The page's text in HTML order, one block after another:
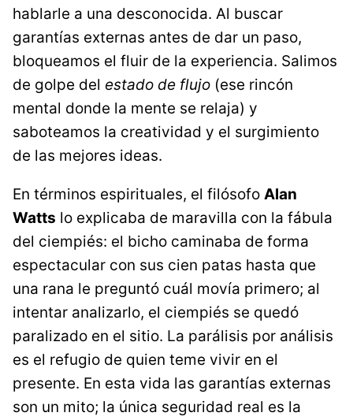
hablarle a una desconocida. Al buscar
garantías externas antes de dar un paso,
bloqueamos el fluir de la experiencia. Salimos
de golpe del estado de flujo (ese rincón
mental donde la mente se relaja) y
saboteamos la creatividad y el surgimiento
de las mejores ideas.
En términos espirituales, el filósofo Alan
Watts lo explicaba de maravilla con la fábula
del ciempiés: el bicho caminaba de forma
espectacular con sus cien patas hasta que
una rana le preguntó cuál movía primero; al
intentar analizarlo, el ciempiés se quedó
paralizado en el sitio. La parálisis por análisis
es el refugio de quien teme vivir en el
presente. En esta vida las garantías externas
son un mito; la única seguridad real es la